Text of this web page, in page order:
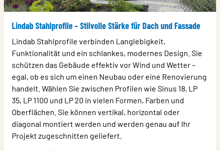
Lindab Stahlprofile – Stilvolle Stärke für Dach und Fassade
Lindab Stahlprofile verbinden Langlebigkeit,
Funktionalität und ein schlankes, modernes Design. Sie
schützen das Gebäude effektiv vor Wind und Wetter –
egal, ob es sich um einen Neubau oder eine Renovierung
handelt. Wählen Sie zwischen Profilen wie Sinus 18, LP
35, LP 1100 und LP 20 in vielen Formen, Farben und
Oberflächen. Sie können vertikal, horizontal oder
diagonal montiert werden und werden genau auf Ihr
Projekt zugeschnitten geliefert.